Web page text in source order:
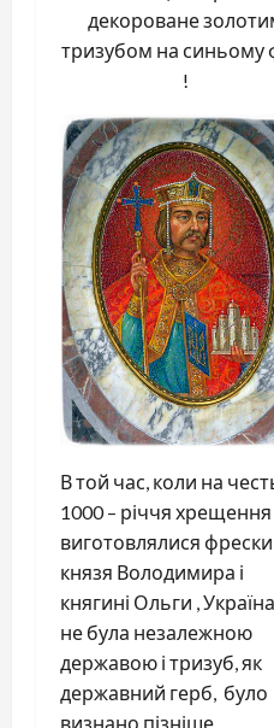
декороване
тризубом на синьому
!
В той час, коли на
1000 – річчя хрещення
виготовлялися фрески
князя Володимира і
княгині Ольги ,
не була незалежною
державою і тризуб, як
державний герб, було
визнано пізніше.